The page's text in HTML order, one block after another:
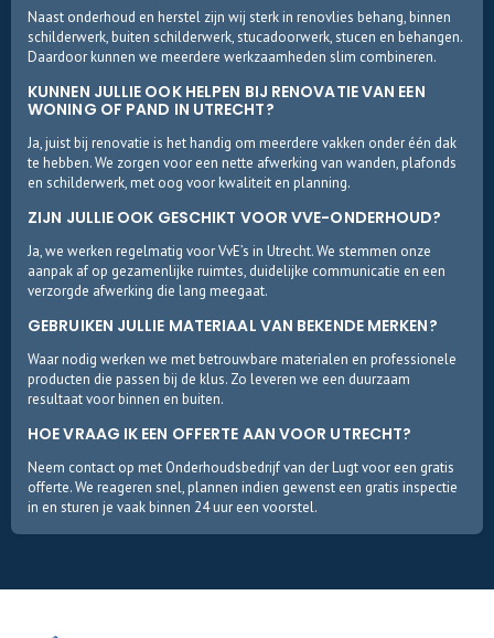
Naast onderhoud en herstel zijn wij sterk in renovlies behang, binnen
schilderwerk, buiten schilderwerk, stucadoorwerk, stucen en behangen.
Daardoor kunnen we meerdere werkzaamheden slim combineren.
KUNNEN JULLIE OOK HELPEN BIJ RENOVATIE VAN EEN
WONING OF PAND IN UTRECHT?
Ja, juist bij renovatie is het handig om meerdere vakken onder één dak
te hebben. We zorgen voor een nette afwerking van wanden, plafonds
en schilderwerk, met oog voor kwaliteit en planning.
ZIJN JULLIE OOK GESCHIKT VOOR VVE-ONDERHOUD?
Ja, we werken regelmatig voor VvE’s in Utrecht. We stemmen onze
aanpak af op gezamenlijke ruimtes, duidelijke communicatie en een
verzorgde afwerking die lang meegaat.
GEBRUIKEN JULLIE MATERIAAL VAN BEKENDE MERKEN?
Waar nodig werken we met betrouwbare materialen en professionele
producten die passen bij de klus. Zo leveren we een duurzaam
resultaat voor binnen en buiten.
HOE VRAAG IK EEN OFFERTE AAN VOOR UTRECHT?
Neem contact op met Onderhoudsbedrijf van der Lugt voor een gratis
offerte. We reageren snel, plannen indien gewenst een gratis inspectie
in en sturen je vaak binnen 24 uur een voorstel.